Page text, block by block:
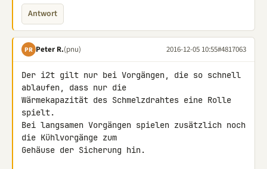
Antwort
PR Peter R.(pnu) 2016-12-05 10:55#4817063
Der i2t gilt nur bei Vorgängen, die so schnell
ablaufen, dass nur die
Wärmekapazität des Schmelzdrahtes eine Rolle
spielt.
Bei langsamen Vorgängen spielen zusätzlich noch
die Kühlvorgänge zum
Gehäuse der Sicherung hin.